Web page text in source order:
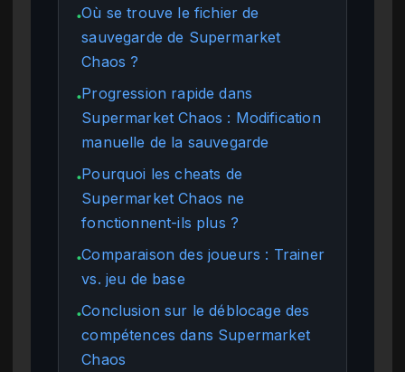
●Où se trouve le fichier de
sauvegarde de Supermarket
Chaos ?
●Progression rapide dans
Supermarket Chaos : Modification
manuelle de la sauvegarde
●Pourquoi les cheats de
Supermarket Chaos ne
fonctionnent-ils plus ?
●Comparaison des joueurs : Trainer
vs. jeu de base
●Conclusion sur le déblocage des
compétences dans Supermarket
Chaos